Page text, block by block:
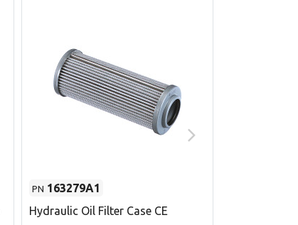
PN 163279A1
Hydraulic Oil Filter Case CE